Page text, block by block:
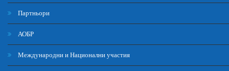
Партньори
АОБР
Международни и Национални участия